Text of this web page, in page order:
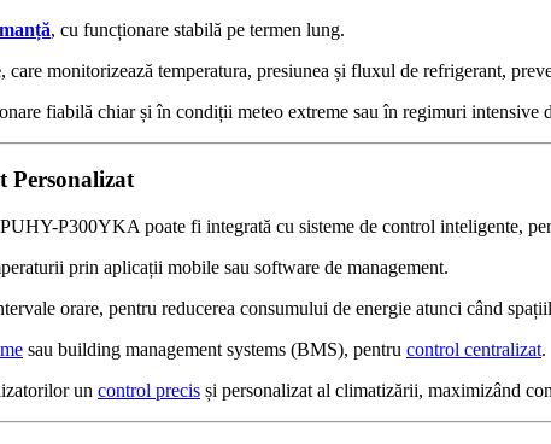
, cu funcționare stabilă pe termen lung.
, care monitorizează temperatura, presiunea și fluxul de refrigerant,
fiabilă chiar și în condiții meteo extreme sau în regimuri intensive
Personalizat
P300YKA poate fi integrată cu sisteme de control inteligente,
prin aplicații mobile sau software de management.
orare, pentru reducerea consumului de energie atunci când
sau building management systems (BMS), pentru control centralizat.
un control precis și personalizat al climatizării, maximizând